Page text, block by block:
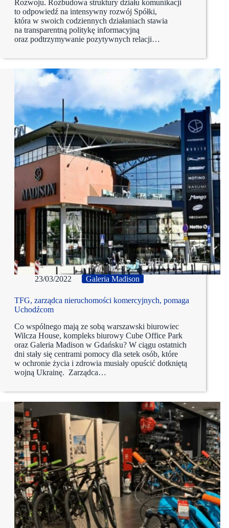
Rozwoju. Rozbudowa struktury działu komunikacji
to odpowiedź na intensywny rozwój Spółki,
która w swoich codziennych działaniach stawia
na transparentną politykę informacyjną
oraz podtrzymywanie pozytywnych relacji…
23/03/2022 Galeria Madison
TFG, zarządca nieruchomości komercyjnych, pomaga
Uchodźcom
Co wspólnego mają ze sobą warszawski biurowiec
Wilcza House, kompleks biurowy Cube Office Park
oraz Galeria Madison w Gdańsku? W ciągu ostatnich
dni stały się centrami pomocy dla setek osób, które
w ochronie życia i zdrowia musiały opuścić dotkniętą
wojną Ukrainę. Zarządca…